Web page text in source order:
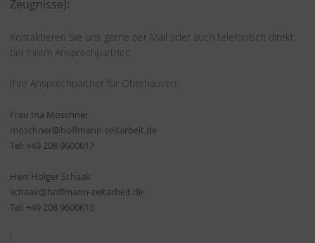
Zeugnisse):
Kontaktieren Sie uns gerne per Mail oder auch telefonisch direkt
bei Ihrem Ansprechpartner:
Ihre Ansprechpartner für Oberhausen:
Frau Ina Moschner
moschner@hoffmann-zeitarbeit.de
Tel: +49 208 9600617
Herr Holger Schaak
schaak@hoffmann-zeitarbeit.de
Tel: +49 208 9600615
I